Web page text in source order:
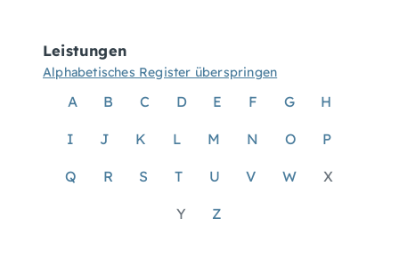
Leistungen
Alphabetisches Register überspringen
A B C D E F G H
I J K L M N O P
Q R S T U V W X
Y Z